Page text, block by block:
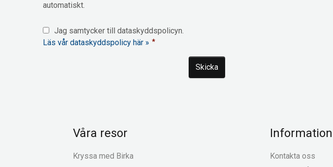
automatiskt.
Jag samtycker till dataskyddspolicyn.
Läs vår dataskyddspolicy här » *
Våra resor
Kryssa med Birka
Information
Kontakta oss